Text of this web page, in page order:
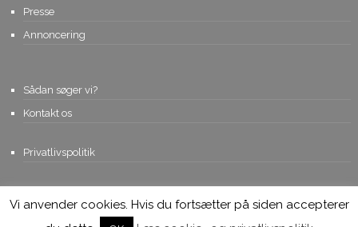
Presse
Annoncering
Sådan søger vi?
Kontakt os
Privatlivspolitik
© Copyright 2015, Viviro.com ApS- Alle rettigheder forbeholdes. Vi
tager forbehold for fejlagtige priser.
Vi anvender cookies. Hvis du fortsætter på siden accepterer